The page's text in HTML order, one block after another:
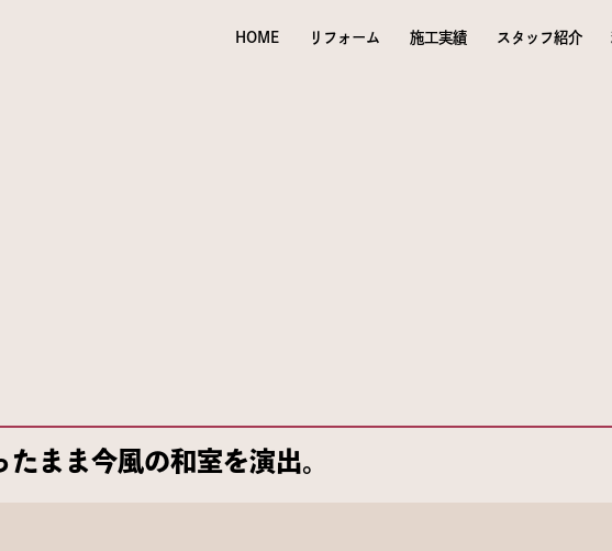
HOME リフォーム 施工実績 スタッフ紹介
まま今風の和室を演出。